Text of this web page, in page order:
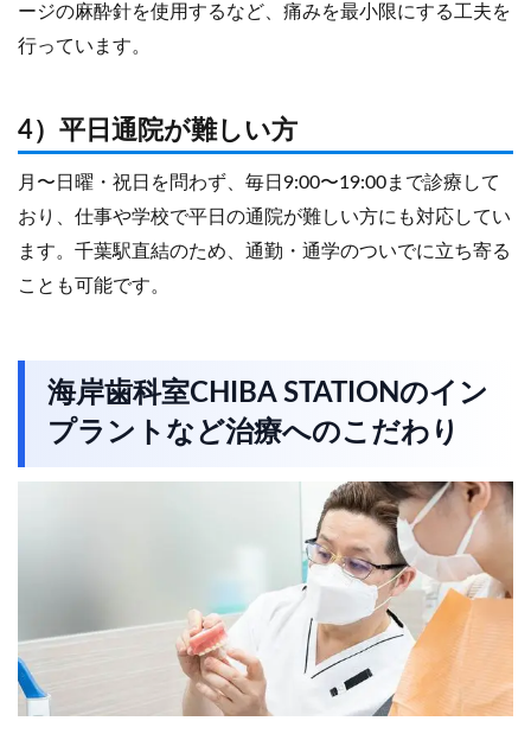
ージの麻酔針を使用するなど、痛みを最小限にする工夫を
行っています。
4）平日通院が難しい方
月〜日曜・祝日を問わず、毎日9:00〜19:00まで診療して
おり、仕事や学校で平日の通院が難しい方にも対応してい
ます。千葉駅直結のため、通勤・通学のついでに立ち寄る
ことも可能です。
海岸歯科室CHIBA STATIONのイン
プラントなど治療へのこだわり